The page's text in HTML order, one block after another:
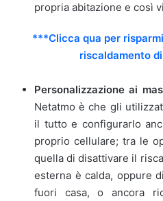
propria abitazione e così
***Clicca qua per
riscaldamento
Personalizzazione ai
Netatmo è che gli
il tutto e configurarlo
proprio cellulare; tra le
quella di disattivare il
esterna è calda, oppure
fuori casa, o ancora